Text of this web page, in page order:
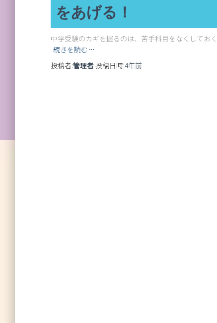
をあげる！
中学受験のカギを握るのは、苦手科目をなくしてお
続きを読む…
投稿者:管理者投稿日時:4年前